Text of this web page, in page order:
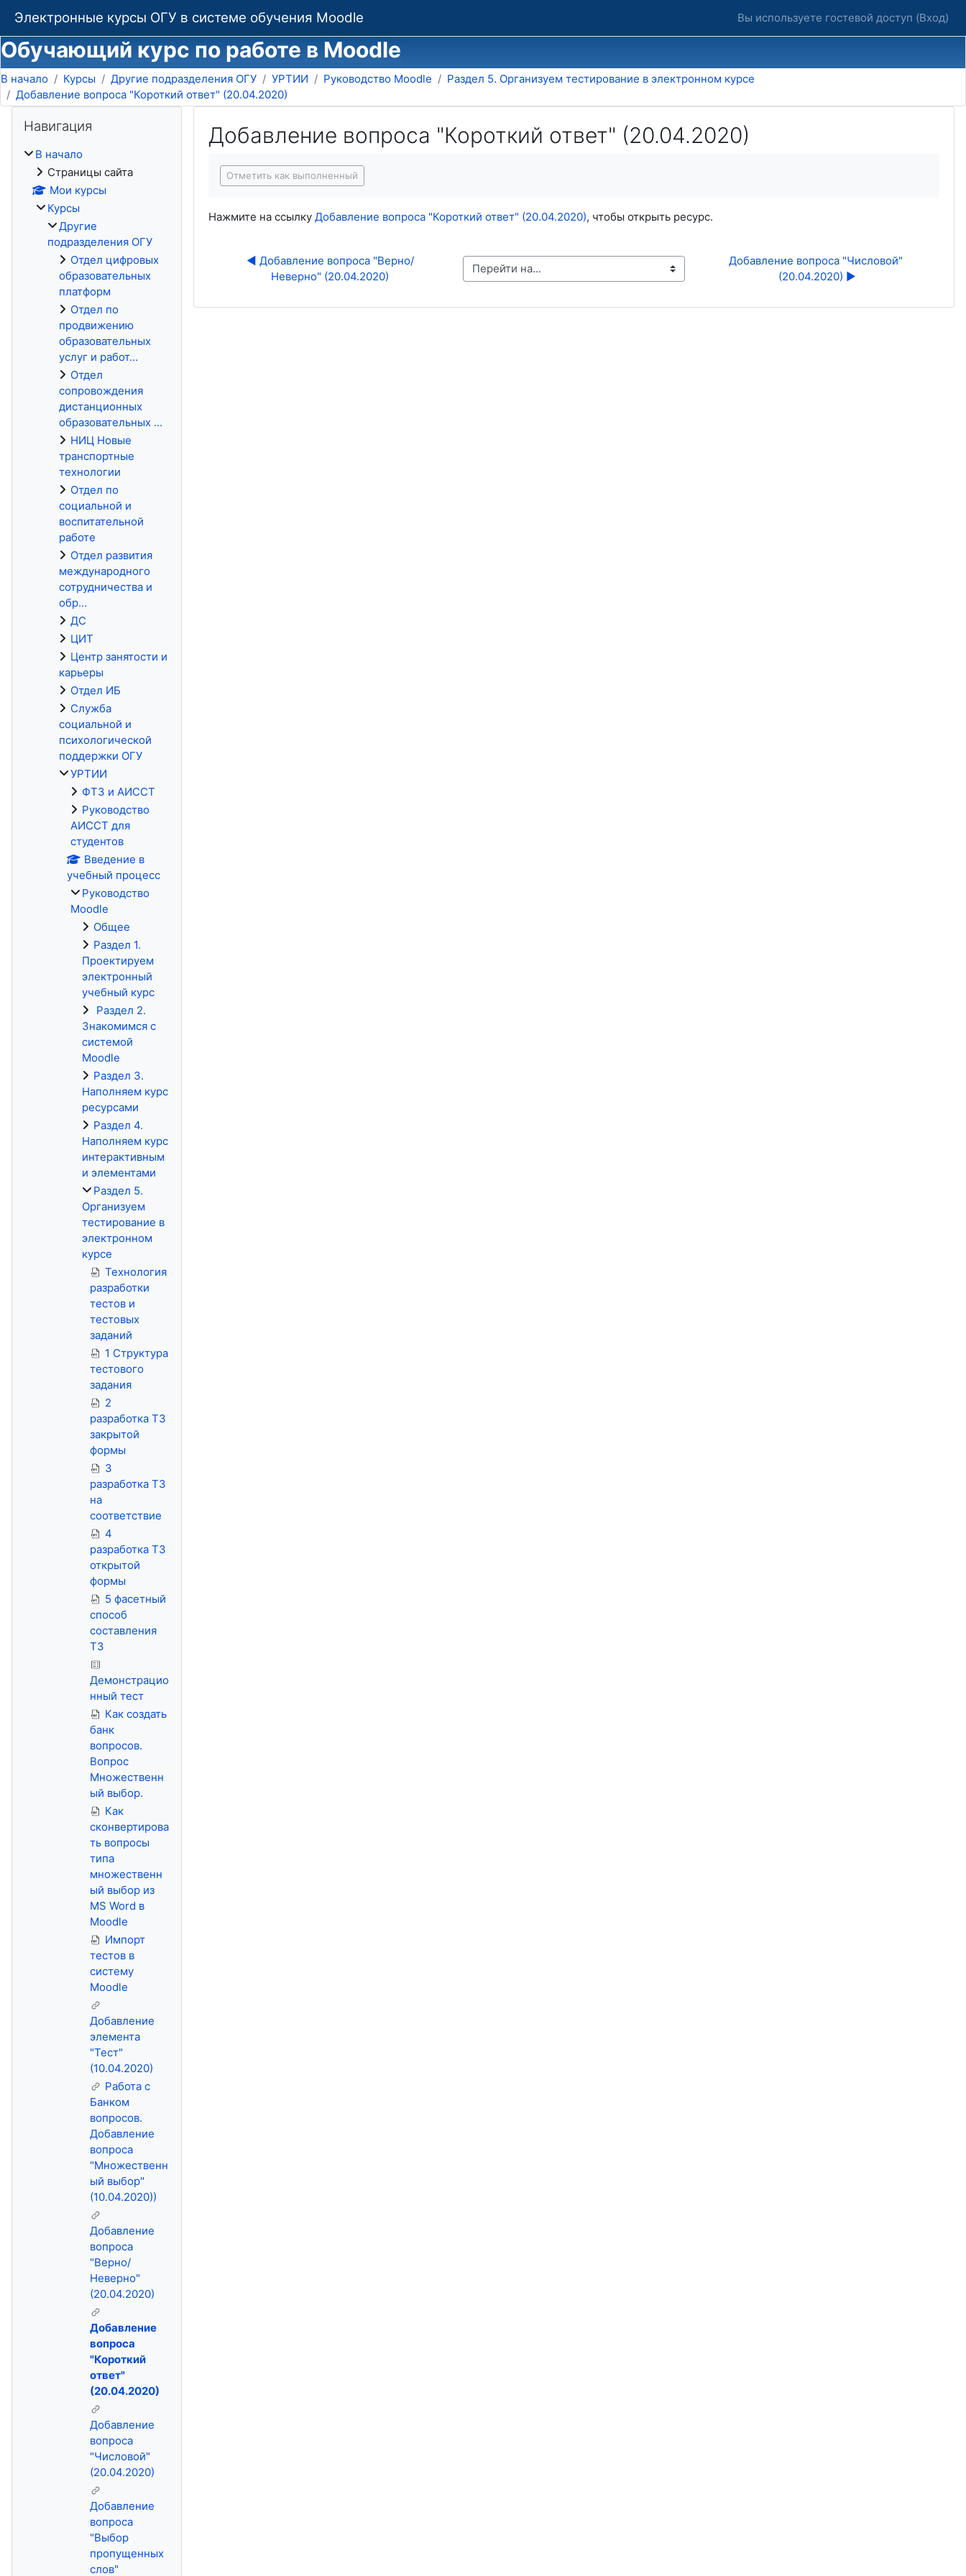
Электронные курсы ОГУ в системе обучения Moodle Вы используете гостевой доступ (Вход)
Обучающий курс по работе в Moodle
В начало Курсы Другие подразделения ОГУ УРТИИ Руководство Moodle
Раздел 5. Организуем тестирование в электронном курсе
Добавление вопроса "Короткий ответ" (20.04.2020)
Добавление вопроса "Короткий ответ" (20.04.2020)
Отметить как выполненный
Нажмите на ссылку Добавление вопроса "Короткий ответ" (20.04.2020), чтобы открыть ресурс.
◀︎ Добавление вопроса "Верно/
Неверно" (20.04.2020)
Перейти на...
Добавление вопроса "Числовой"
(20.04.2020) ▶︎
Блоки
Навигация
В начало
Страницы сайта
Мои курсы
Курсы
Другие
подразделения ОГУ
Отдел цифровых
образовательных
платформ
Отдел по
продвижению
образовательных
услуг и работ...
Отдел
сопровождения
дистанционных
образовательных ...
НИЦ Новые
транспортные
технологии
Отдел по
социальной и
воспитательной
работе
Отдел развития
международного
сотрудничества и
обр...
ДС
ЦИТ
Центр занятости и
карьеры
Отдел ИБ
Служба
социальной и
психологической
поддержки ОГУ
УРТИИ
ФТЗ и АИССТ
Руководство
АИССТ для
студентов
Введение в
учебный процесс
Руководство
Moodle
Общее
Раздел 1.
Проектируем
электронный
учебный курс
Раздел 2.
Знакомимся с
системой
Moodle
Раздел 3.
Наполняем курс
ресурсами
Раздел 4.
Наполняем курс
интерактивным
и элементами
Раздел 5.
Организуем
тестирование в
электронном
курсе
Технология
разработки
тестов и
тестовых
заданий
1 Cтруктура
тестового
задания
2
разработка ТЗ
закрытой
формы
3
разработка ТЗ
на
соответствие
4
разработка ТЗ
открытой
формы
5 фасетный
способ
составления
ТЗ
Демонстрацио
нный тест
Как создать
банк
вопросов.
Вопрос
Множественн
ый выбор.
Как
сконвертирова
ть вопросы
типа
множественн
ый выбор из
MS Word в
Moodle
Импорт
тестов в
систему
Moodle
Добавление
элемента
"Тест"
(10.04.2020)
Работа с
Банком
вопросов.
Добавление
вопроса
"Множественн
ый выбор"
(10.04.2020))
Добавление
вопроса
"Верно/
Неверно"
(20.04.2020)
Добавление
вопроса
"Короткий
ответ"
(20.04.2020)
Добавление
вопроса
"Числовой"
(20.04.2020)
Добавление
вопроса
"Выбор
пропущенных
слов"